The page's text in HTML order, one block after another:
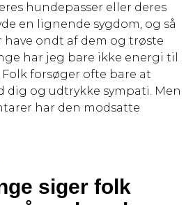
hundepasser eller deres
en lignende sygdom, og så
have ondt af dem og trøste
har jeg bare ikke energi til
forsøger ofte bare at
dig og udtrykke sympati. Men
har den modsatte
siger folk